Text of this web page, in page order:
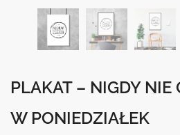
PLAKAT – NIGDY NIE
W PONIEDZIAŁEK